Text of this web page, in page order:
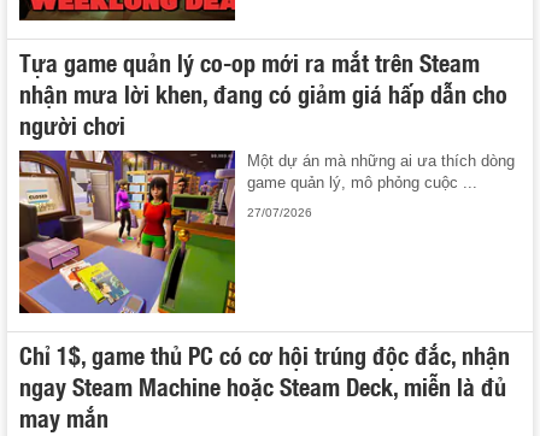
Tựa game quản lý co-op mới ra mắt trên Steam
nhận mưa lời khen, đang có giảm giá hấp dẫn cho
người chơi
Một dự án mà những ai ưa thích dòng
game quản lý, mô phỏng cuộc ...
27/07/2026
Chỉ 1$, game thủ PC có cơ hội trúng độc đắc, nhận
ngay Steam Machine hoặc Steam Deck, miễn là đủ
may mắn